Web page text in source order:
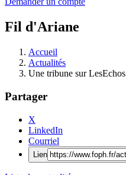
Fil d'Ariane
Accueil
Actualités
Une tribune sur
Partager
X
LinkedIn
Courriel
Lien